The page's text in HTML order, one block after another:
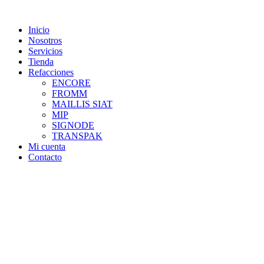
contentInicio
Nosotros
Servicios
Tienda
Refacciones
ENCORE
FROMM
MAILLIS SIAT
MIP
SIGNODE
TRANSPAK
Mi cuenta
Contacto